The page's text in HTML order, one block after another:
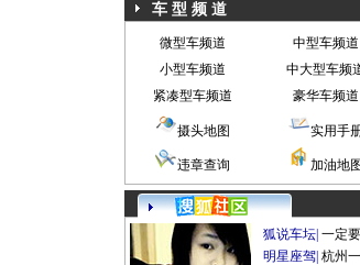
车 型 频 道
微型车频道 中型车频道
小型车频道
中大型车频
紧凑型车频道
豪华车频道
摄头地图 实用手
违章查询 加油地图
狐说车坛 一定
明星座驾 杭州